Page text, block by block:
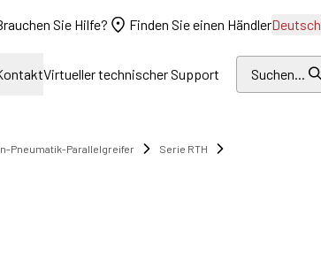
Sie Hilfe? Finden Sie einen HändlerDeutsch
Virtueller technischer Support Suchen...
Pneumatik-Parallelgreifer
Serie RTH